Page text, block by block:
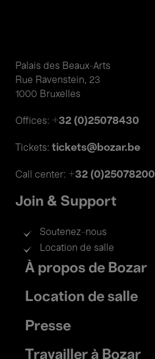
Palais des Beaux-Arts
Rue Ravenstein, 23
1000 Bruxelles
Offices: +32 (0)25078430
Tickets: tickets@bozar.be
Call center: +32 (0)25078200
Join & Support
Soutenez-nous
Location de salle
Footer
menu
À propos de Bozar
Location de salle
Presse
Travailler à Bozar